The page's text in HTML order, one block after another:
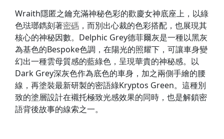
Wraith隱匿之鑰充滿神秘色彩的歡慶女神底座上，以綠
色琺瑯鐫刻著密碼，而別出心裁的色彩搭配，也展現其
核心的神秘因數。Delphic Grey德菲爾灰是一種以黑灰
為基色的Bespoke色調，在陽光的照耀下，可讓車身變
幻出一種雲母質感的藍綠色，呈現華貴的神秘感。以
Dark Grey深灰色作為底色的車身，加之兩側手繪的腰
線，再塗裝最新研製的密語綠Kryptos Green。這種別
致的塗層設計在襯托極致光感效果的同時，也是解鎖密
語背後故事的線索之一。